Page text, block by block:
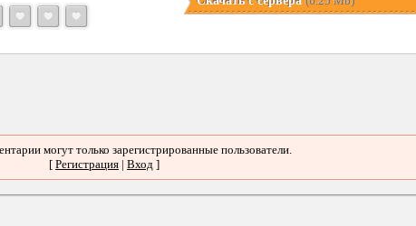
могут только зарегистрированные пользователи.
[ Регистрация | Вход ]